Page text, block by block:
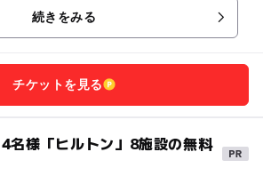
続きをみる
チケットを見る
名様「ヒルトン」8施設の無料